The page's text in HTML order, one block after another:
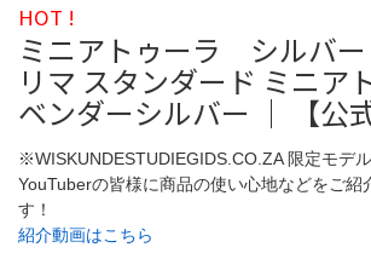
HOT !
ミニアトゥーラ シルバ
リマ スタンダード ミニア
ベンダーシルバー ｜ 【公
※WISKUNDESTUDIEGIDS.CO.ZA 限定モデル
YouTuberの皆様に商品の使い心地などをご紹
す！
紹介動画はこちら